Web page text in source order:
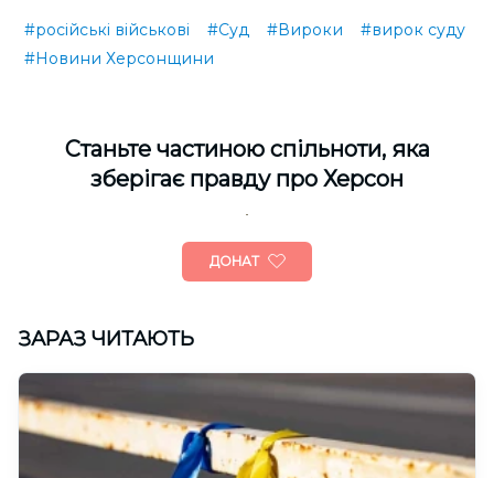
#російські військові #Суд #Вироки
#вирок суду
#Новини Херсонщини
Cтаньте частиною спільноти, яка
зберігає правду про Херсон
ДОНАТ
ЗАРАЗ ЧИТАЮТЬ